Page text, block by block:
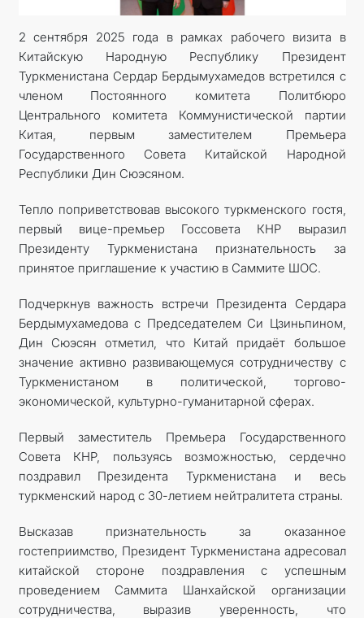
2 сентября 2025 года в рамках рабочего визита в
Китайскую Народную Республику Президент
Туркменистана Сердар Бердымухамедов встретился с
членом Постоянного комитета Политбюро
Центрального комитета Коммунистической партии
Китая, первым замес­тителем Премьера
Государственного Совета Китайской Народной
Республики Дин Сюэсяном.
Тепло поприветствовав высокого туркменского гостя,
первый вице-премьер Госсовета КНР выразил
Президенту Туркменистана признательность за
принятое приглашение к участию в Саммите ШОС.
Подчеркнув важность встречи Президента Сердара
Бердымухамедова с Председателем Си Цзиньпином,
Дин Сюэсян отметил, что Китай придаёт большое
значение активно развивающемуся сотрудничеству с
Туркменистаном в политической, торгово-
экономической, культурно-гуманитарной сферах.
Первый заместитель Премьера Государственного
Совета КНР, пользуясь возможностью, сердечно
поздравил Президента Туркменистана и весь
туркменский народ с 30-летием нейтралитета страны.
Высказав признательность за оказанное
гостеприимство, Президент Туркменистана адресовал
китайской стороне поздравления с успешным
проведением Саммита Шанхайской организации
сотрудничества, выразив уверенность, что